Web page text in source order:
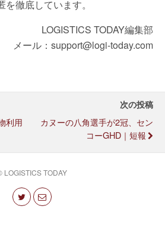
徹底しています。
LOGISTICS TODAY編集部
メール：support@logi-today.com
利用
次の投稿
カヌーの八角選手が2冠、セン
コーGHD｜短報
LOGISTICS TODAY